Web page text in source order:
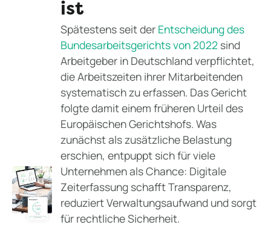
ist
Spätestens seit der Entscheidung des
Bundesarbeitsgerichts von 2022 sind
Arbeitgeber in Deutschland verpflichtet,
die Arbeitszeiten ihrer Mitarbeitenden
systematisch zu erfassen. Das Gericht
folgte damit einem früheren Urteil des
Europäischen Gerichtshofs. Was
zunächst als zusätzliche Belastung
erschien, entpuppt sich für viele
Unternehmen als Chance: Digitale
Zeiterfassung schafft Transparenz,
reduziert Verwaltungsaufwand und sorgt
für rechtliche Sicherheit.